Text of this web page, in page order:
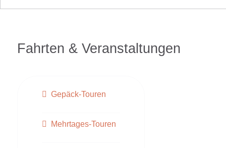
Fahrten & Veranstaltungen
Gepäck-Touren
Mehrtages-Touren